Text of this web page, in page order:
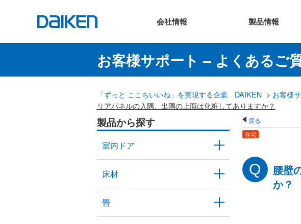
会社情報 製品情報
お客様サポート – よくあるご
「ずっと ここちいいね」を実現する企業 DAIKEN > お客様
リアパネルの入隅、出隅の上面は化粧してありますか？
製品から探す
室内ドア
床材
畳
戻る
住宅
腰壁
か？